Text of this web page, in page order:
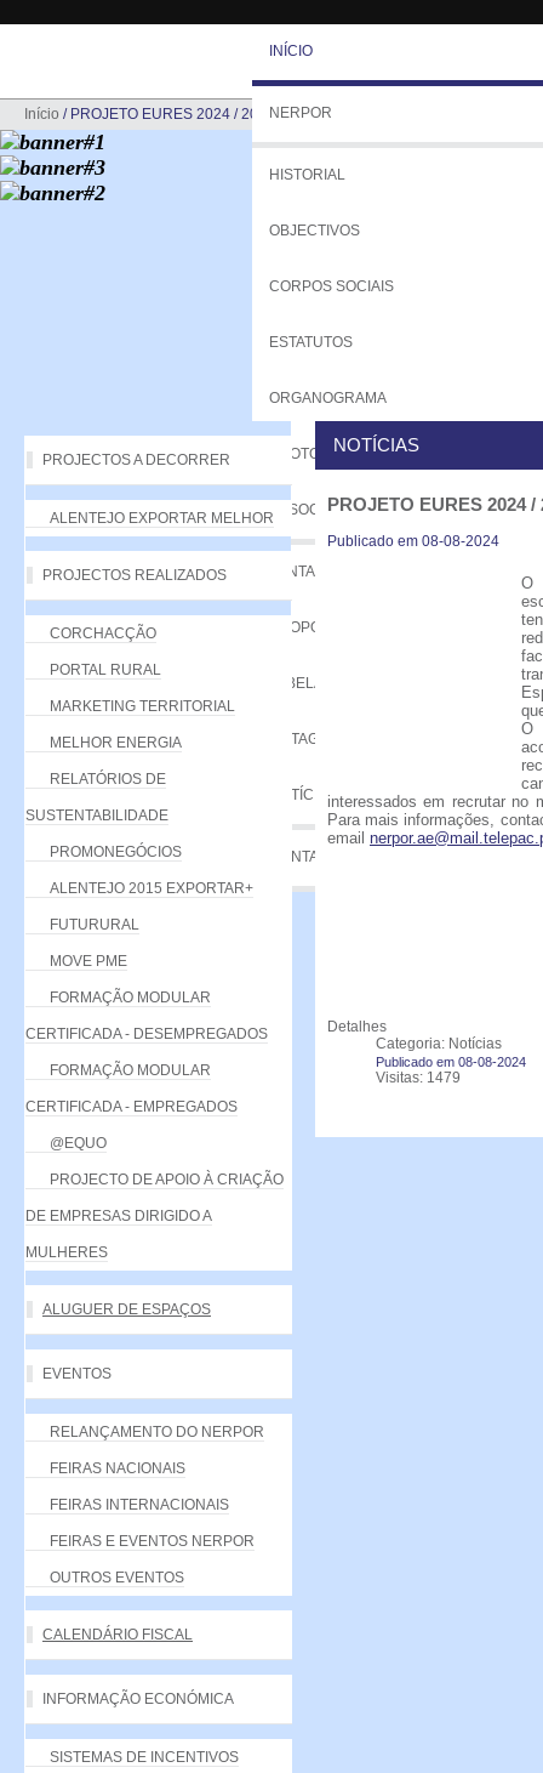
INÍCIO
NERPOR
HISTORIAL
OBJECTIVOS
CORPOS SOCIAIS
ESTATUTOS
ORGANOGRAMA
PROTOCOLOS
ASSOCIADOS
VANTAGENS
PROPOSTA
TABELA DE QUOTAS
LISTAGEM
NOTÍCIAS
CONTACTE-NOS
Início / PROJETO EURES 2024 / 2026
PROJECTOS A DECORRER
ALENTEJO EXPORTAR MELHOR
PROJECTOS REALIZADOS
CORCHACÇÃO
PORTAL RURAL
MARKETING TERRITORIAL
MELHOR ENERGIA
RELATÓRIOS DE
SUSTENTABILIDADE
PROMONEGÓCIOS
ALENTEJO 2015 EXPORTAR+
FUTURURAL
MOVE PME
FORMAÇÃO MODULAR
CERTIFICADA - DESEMPREGADOS
FORMAÇÃO MODULAR
CERTIFICADA - EMPREGADOS
@EQUO
PROJECTO DE APOIO À CRIAÇÃO
DE EMPRESAS DIRIGIDO A
MULHERES
ALUGUER DE ESPAÇOS
EVENTOS
RELANÇAMENTO DO NERPOR
FEIRAS NACIONAIS
FEIRAS INTERNACIONAIS
FEIRAS E EVENTOS NERPOR
OUTROS EVENTOS
CALENDÁRIO FISCAL
INFORMAÇÃO ECONÓMICA
SISTEMAS DE INCENTIVOS
NOTÍCIAS
PROJETO EURES 2024 /
Publicado em 08-08-2024
O
O
interessados em recrutar no
Para mais informações,
email
Detalhes
Categoria: Notícias
Publicado em 08-08-2024
Visitas: 1479